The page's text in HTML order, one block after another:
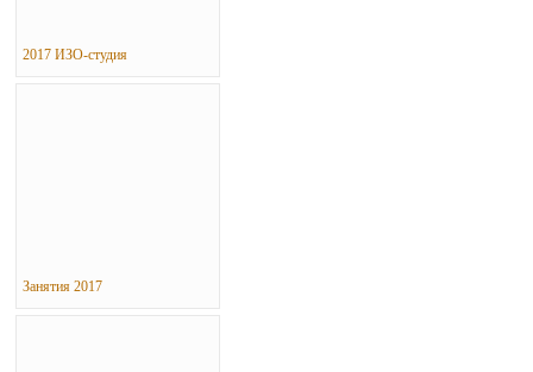
2017 ИЗО-студия
Занятия 2017